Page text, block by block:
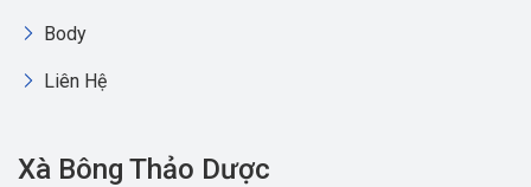
Body
Liên Hệ
Xà Bông Thảo Dược